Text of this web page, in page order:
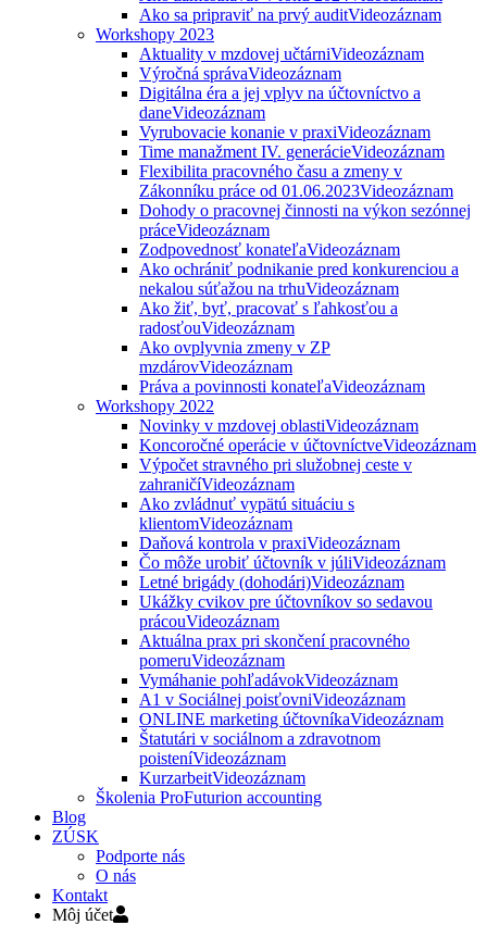
Ako sa pripraviť na prvý auditVideozáznam
Workshopy 2023
Aktuality v mzdovej učtárniVideozáznam
Výročná správaVideozáznam
Digitálna éra a jej vplyv na účtovníctvo a
daneVideozáznam
Vyrubovacie konanie v praxiVideozáznam
Time manažment IV. generácieVideozáznam
Flexibilita pracovného času a zmeny v
Zákonníku práce od 01.06.2023Videozáznam
Dohody o pracovnej činnosti na výkon sezónnej
práceVideozáznam
Zodpovednosť konateľaVideozáznam
Ako ochrániť podnikanie pred konkurenciou a
nekalou súťažou na trhuVideozáznam
Ako žiť, byť, pracovať s ľahkosťou a
radosťouVideozáznam
Ako ovplyvnia zmeny v ZP
mzdárovVideozáznam
Práva a povinnosti konateľaVideozáznam
Workshopy 2022
Novinky v mzdovej oblastiVideozáznam
Koncoročné operácie v účtovníctveVideozáznam
Výpočet stravného pri služobnej ceste v
zahraničíVideozáznam
Ako zvládnuť vypätú situáciu s
klientomVideozáznam
Daňová kontrola v praxiVideozáznam
Čo môže urobiť účtovník v júliVideozáznam
Letné brigády (dohodári)Videozáznam
Ukážky cvikov pre účtovníkov so sedavou
prácouVideozáznam
Aktuálna prax pri skončení pracovného
pomeruVideozáznam
Vymáhanie pohľadávokVideozáznam
A1 v Sociálnej poisťovniVideozáznam
ONLINE marketing účtovníkaVideozáznam
Štatutári v sociálnom a zdravotnom
poisteníVideozáznam
KurzarbeitVideozáznam
Školenia ProFuturion accounting
Blog
ZÚSK
Podporte nás
O nás
Kontakt
Môj účet